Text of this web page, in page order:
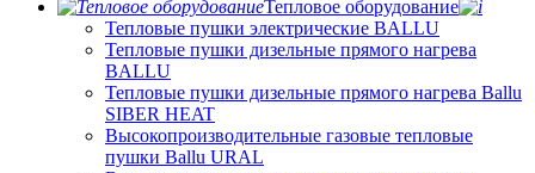
Тепловое оборудование
Тепловые пушки электрические BALLU
Тепловые пушки дизельные прямого нагрева
BALLU
Тепловые пушки дизельные прямого нагрева Ballu
SIBER HEAT
Высокопроизводительные газовые тепловые
пушки Ballu URAL